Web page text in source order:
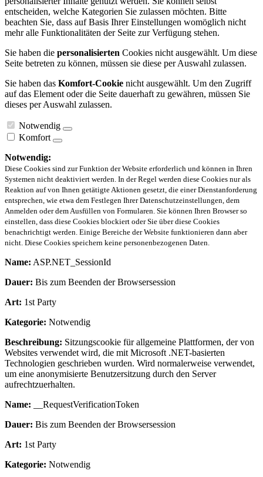
entscheiden, welche Kategorien Sie zulassen möchten. Bitte
beachten Sie, dass auf Basis Ihrer Einstellungen womöglich nicht
mehr alle Funktionalitäten der Seite zur Verfügung stehen.
Sie haben die personalisierten Cookies nicht ausgewählt. Um diese
Seite betreten zu können, müssen sie diese per Auswahl zulassen.
Sie haben das Komfort-Cookie nicht ausgewählt. Um den Zugriff
auf das Element oder die Seite dauerhaft zu gewähren, müssen Sie
dieses per Auswahl zulassen.
Notwendig
Komfort
Notwendig:
Diese Cookies sind zur Funktion der Website erforderlich und können in Ihren
Systemen nicht deaktiviert werden. In der Regel werden diese Cookies nur als
Reaktion auf von Ihnen getätigte Aktionen gesetzt, die einer Dienstanforderung
entsprechen, wie etwa dem Festlegen Ihrer Datenschutzeinstellungen, dem
Anmelden oder dem Ausfüllen von Formularen. Sie können Ihren Browser so
einstellen, dass diese Cookies blockiert oder Sie über diese Cookies
benachrichtigt werden. Einige Bereiche der Website funktionieren dann aber
nicht. Diese Cookies speichern keine personenbezogenen Daten.
Name: ASP.NET_SessionId
Dauer: Bis zum Beenden der Browsersession
Art: 1st Party
Kategorie: Notwendig
Beschreibung: Sitzungscookie für allgemeine Plattformen, der von
Websites verwendet wird, die mit Microsoft .NET-basierten
Technologien geschrieben wurden. Wird normalerweise verwendet,
um eine anonymisierte Benutzersitzung durch den Server
aufrechtzuerhalten.
Name: __RequestVerificationToken
Dauer: Bis zum Beenden der Browsersession
Art: 1st Party
Kategorie: Notwendig